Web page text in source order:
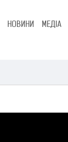
НОВИНИ МЕДІА